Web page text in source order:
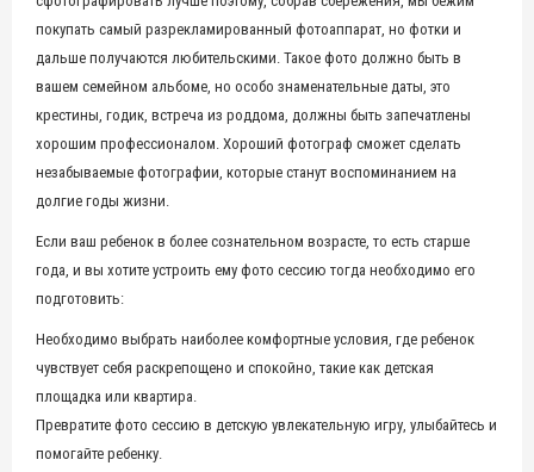
покупать самый разрекламированный фотоаппарат, но фотки и
дальше получаются любительскими. Такое фото должно быть в
вашем семейном альбоме, но особо знаменательные даты, это
крестины, годик, встреча из роддома, должны быть запечатлены
хорошим профессионалом. Хороший фотограф сможет сделать
незабываемые фотографии, которые станут воспоминанием на
долгие годы жизни.
Если ваш ребенок в более сознательном возрасте, то есть старше
года, и вы хотите устроить ему фото сессию тогда необходимо его
подготовить:
Необходимо выбрать наиболее комфортные условия, где ребенок
чувствует себя раскрепощено и спокойно, такие как детская
площадка или квартира.
Превратите фото сессию в детскую увлекательную игру, улыбайтесь и
помогайте ребенку.